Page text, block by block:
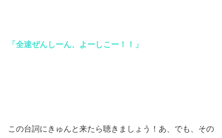
「全速ぜんしーん、よーしこー！！」
この台詞にきゅんと来たら聴きましょう！あ、でも、その